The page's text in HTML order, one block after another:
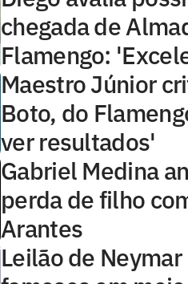
chegada de
Flamengo:
Maestro Júnior
Boto, do
ver resultados'
Gabriel Medina
perda de filho
Arantes
Leilão de